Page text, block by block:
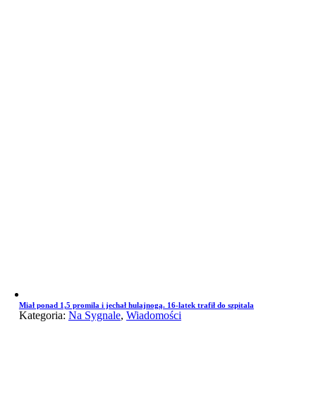
Miał ponad 1,5 promila i jechał hulajnogą. 16-latek trafił do szpitala
Kategoria: Na Sygnale, Wiadomości